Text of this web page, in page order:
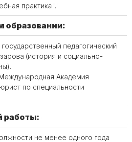
практика".
образовании:
педагогический
(история и социально-
Академия
по специальности
работы:
не менее одного года